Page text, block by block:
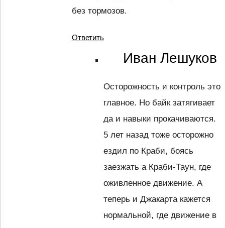
без тормозов.
Ответить
Иван Лешуков
Осторожность и контроль это
главное. Но байк затягивает
да и навыки прокачиваются.
5 лет назад тоже осторожно
ездил по Краби, боясь
заезжать а Краби-Таун, где
оживленное движение. А
теперь и Джакарта кажется
нормальной, где движение в